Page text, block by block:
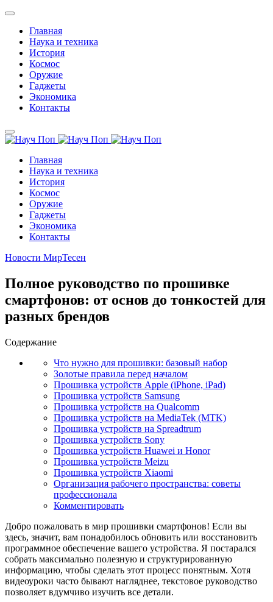
Главная
Наука и техника
История
Космос
Оружие
Гаджеты
Экономика
Контакты
Главная
Наука и техника
История
Космос
Оружие
Гаджеты
Экономика
Контакты
Новости МирТесен
Полное руководство по прошивке
смартфонов: от основ до тонкостей для
разных брендов
Содержание
Что нужно для прошивки: базовый набор
Золотые правила перед началом
Прошивка устройств Apple (iPhone, iPad)
Прошивка устройств Samsung
Прошивка устройств на Qualcomm
Прошивка устройств на MediaTek (MTK)
Прошивка устройств на Spreadtrum
Прошивка устройств Sony
Прошивка устройств Huawei и Honor
Прошивка устройств Meizu
Прошивка устройств Xiaomi
Организация рабочего пространства: советы
профессионала
Комментировать
Добро пожаловать в мир прошивки смартфонов! Если вы
здесь, значит, вам понадобилось обновить или восстановить
программное обеспечение вашего устройства. Я постарался
собрать максимально полезную и структурированную
информацию, чтобы сделать этот процесс понятным. Хотя
видеоуроки часто бывают нагляднее, текстовое руководство
позволяет вдумчиво изучить все детали.